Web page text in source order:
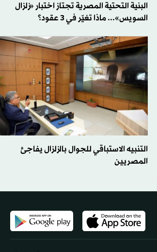
البنية التحتية المصرية تجتاز اختبار «زلزال
السويس»... ماذا تغيّر في 3 عقود؟
التنبيه الاستباقي للجوال بالزلزال يفاجئ
المصريين